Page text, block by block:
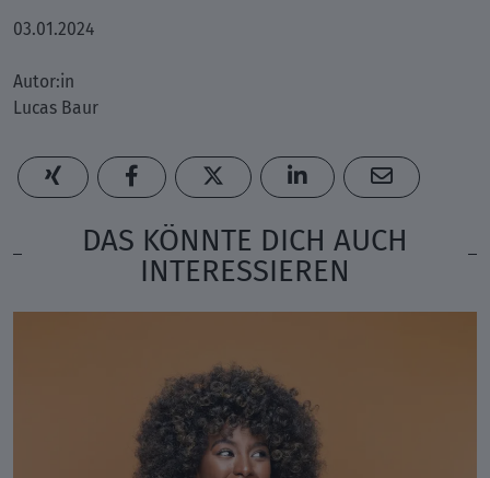
03.01.2024
Autor:in
Lucas Baur
DAS KÖNNTE DICH AUCH
INTERESSIEREN